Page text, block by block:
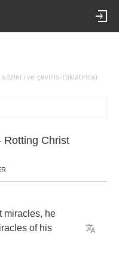
ve çevirisi (tıklatınca)
Rotting Christ
miracles, he
of his